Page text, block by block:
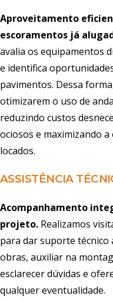
Aproveitamento
escoramentos já
avalia os equipamentos
e identifica
pavimentos. Dessa
otimizarem o uso de
reduzindo custos
ociosos e maximizando
locados.
ASSISTÊNCIA
Acompanhamento
projeto. Realizamos
para dar suporte técnico
obras, auxiliar na
esclarecer dúvidas e
qualquer eventualidade.